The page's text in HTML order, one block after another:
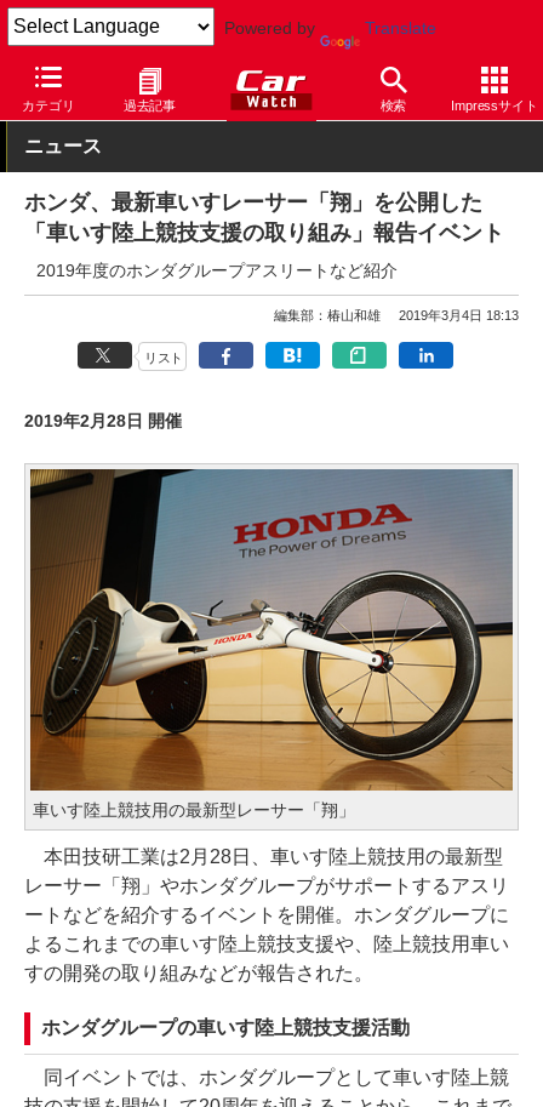
Powered by Translate
カテゴリ 過去記事 検索 Impressサイト
Car Watch 自動車 ホンダ その他
ニュース
ホンダ、最新車いすレーサー「翔」を公開した
「車いす陸上競技支援の取り組み」報告イベント
2019年度のホンダグループアスリートなど紹介
編集部：椿山和雄 2019年3月4日 18:13
リスト
2019年2月28日 開催
車いす陸上競技用の最新型レーサー「翔」
本田技研工業は2月28日、車いす陸上競技用の最新型
レーサー「翔」やホンダグループがサポートするアスリ
ートなどを紹介するイベントを開催。ホンダグループに
よるこれまでの車いす陸上競技支援や、陸上競技用車い
すの開発の取り組みなどが報告された。
ホンダグループの車いす陸上競技支援活動
同イベントでは、ホンダグループとして車いす陸上競